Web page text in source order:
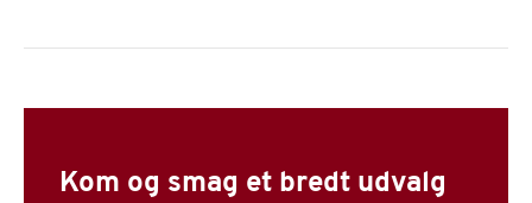
Kom og smag et bredt udvalg